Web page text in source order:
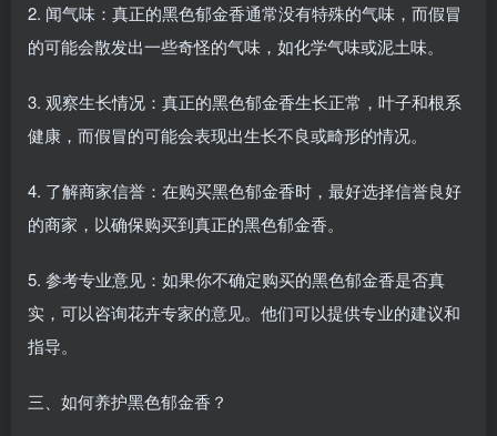
2. 闻气味：真正的黑色郁金香通常没有特殊的气味，而假冒
的可能会散发出一些奇怪的气味，如化学气味或泥土味。
3. 观察生长情况：真正的黑色郁金香生长正常，叶子和根系
健康，而假冒的可能会表现出生长不良或畸形的情况。
4. 了解商家信誉：在购买黑色郁金香时，最好选择信誉良好
的商家，以确保购买到真正的黑色郁金香。
5. 参考专业意见：如果你不确定购买的黑色郁金香是否真
实，可以咨询花卉专家的意见。他们可以提供专业的建议和
指导。
三、如何养护黑色郁金香？